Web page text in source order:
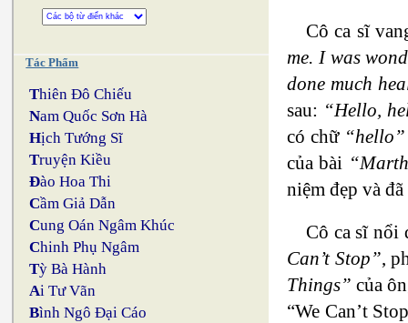
Tác Phẩm
Thiên Đô Chiếu
Nam Quốc Sơn Hà
Hịch Tướng Sĩ
Truyện Kiều
Đào Hoa Thi
Cầm Giả Dẫn
Cung Oán Ngâm Khúc
Chinh Phụ Ngâm
Tỳ Bà Hành
Ai Tư Vãn
Bình Ngô Đại Cáo
Cô ca sĩ
me. I was
done much
sau: “Hello,
có chữ “hello”
của bài
niệm đẹp và
Cô ca sĩ nổi
Can’t Stop”,
Things” của
“We Can’t